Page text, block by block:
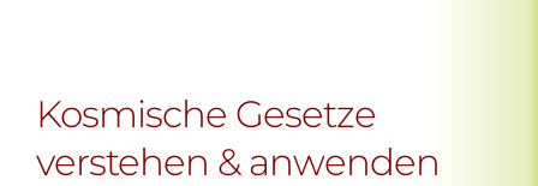
Kosmische Gesetze
verstehen & anwenden